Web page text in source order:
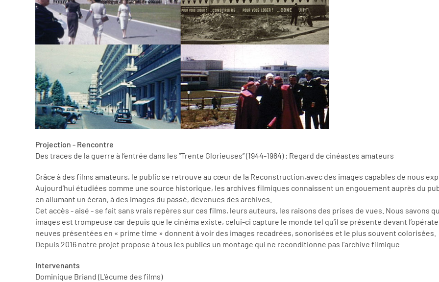
Projection - Rencontre
Des traces de la guerre à l’entrée dans les “Trente Glorieuses” (1944-1964) : Regard de cinéastes amateurs
Grâce à des films amateurs, le public se retrouve au cœur de la Reconstruction,avec des images capables de nous
Aujourd’hui étudiées comme une source historique, les archives filmiques connaissent un engouement auprès du
en allumant un écran, à des images du passé, devenues des archives.
Cet accès - aisé - se fait sans vrais repères sur ces films, leurs auteurs, les raisons des prises de vues. Nous savons
images est trompeuse car depuis que le cinéma existe, celui-ci capture le monde tel qu’il se présente devant
neuves présentées en « prime time » donnent à voir des images recadrées, sonorisées et le plus souvent colorisées.
Depuis 2016 notre projet propose à tous les publics un montage qui ne reconditionne pas l’archive filmique
Intervenants
Dominique Briand (L'écume des films)